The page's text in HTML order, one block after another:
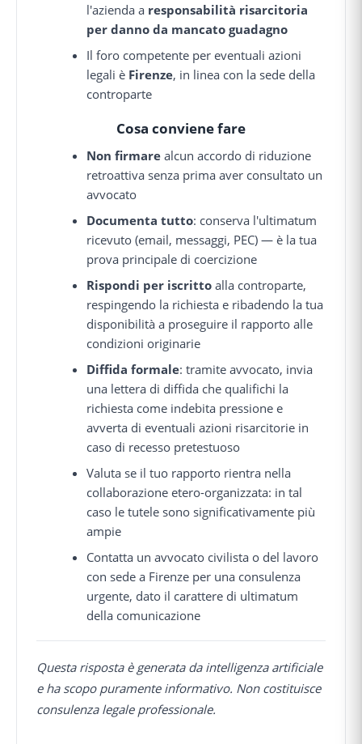
l'azienda a responsabilità risarcitoria
per danno da mancato guadagno
Il foro competente per eventuali azioni
legali è Firenze, in linea con la sede della
controparte
Cosa conviene fare
Non firmare alcun accordo di riduzione
retroattiva senza prima aver consultato un
avvocato
Documenta tutto: conserva l'ultimatum
ricevuto (email, messaggi, PEC) — è la tua
prova principale di coercizione
Rispondi per iscritto alla controparte,
respingendo la richiesta e ribadendo la tua
disponibilità a proseguire il rapporto alle
condizioni originarie
Diffida formale: tramite avvocato, invia
una lettera di diffida che qualifichi la
richiesta come indebita pressione e
avverta di eventuali azioni risarcitorie in
caso di recesso pretestuoso
Valuta se il tuo rapporto rientra nella
collaborazione etero-organizzata: in tal
caso le tutele sono significativamente più
ampie
Contatta un avvocato civilista o del lavoro
con sede a Firenze per una consulenza
urgente, dato il carattere di ultimatum
della comunicazione
Questa risposta è generata da intelligenza artificiale
e ha scopo puramente informativo. Non costituisce
consulenza legale professionale.